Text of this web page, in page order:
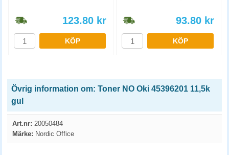
123.80 kr
KÖP
93.80 kr
KÖP
Övrig information om: Toner NO Oki 45396201 11,5k
gul
Art.nr: 20050484
Märke: Nordic Office